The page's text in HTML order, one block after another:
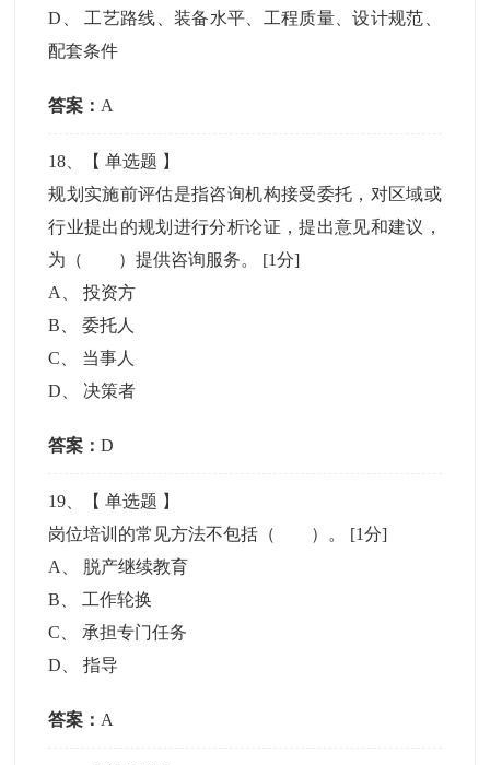
D
工艺路线、装备水平、工程质量、设计规范、
配套条件
答案： A
18 、【单选题 】
规划实施前评估是指咨询机构接受委托，对区域或
行业提出的规划进行分析论证，提出意见和建议，
为（ ）提供咨询服务。 [1分]
A
、投资方
B 、委托人
C
当事人
D
决策者
答案：D
19 、【单选题 】
岗位培训的常见方法不包括（ ）。 [1分]
A
脱产继续教育
B
工作轮换
C
承担专门任务
D 、指导
答案： A